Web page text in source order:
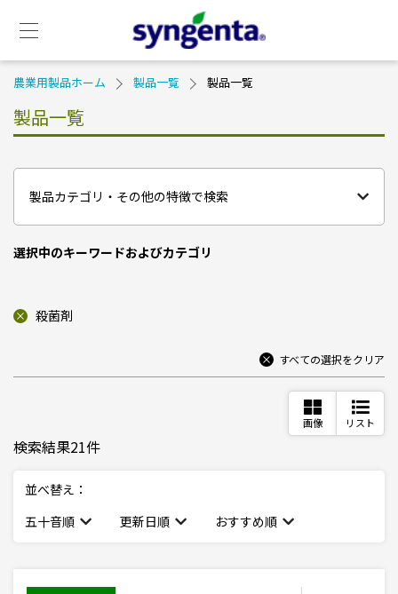
main
content
カ
ダ
リ
メ
ニ
ー
イ
ナ
ビ
ー
シ
ン
農業用製品ホーム 製品一覧 製品一覧
製品一覧
製品カテゴリ・その他の特徴で検索
選択中のキーワードおよびカテゴリ
殺菌剤
すべての選択をクリア
画像 リスト
検索結果21件
並べ替え：
五十音順
更新日順 おすすめ順